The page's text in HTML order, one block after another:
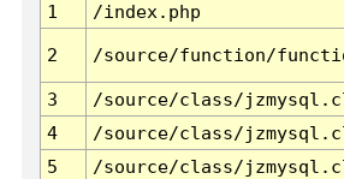
1
/index.php
2 /source/function/
3 /source/class/
4
/source/class/
5
/source/class/